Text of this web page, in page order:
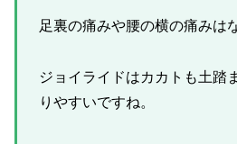
足裏の痛みや腰の横の痛みは
ジョイライドはカカトも土踏
りやすいですね。